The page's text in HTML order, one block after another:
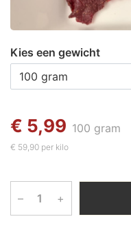
Kies een gewicht
€ 5,99 100 gram
€ 59,90 per kilo
– +